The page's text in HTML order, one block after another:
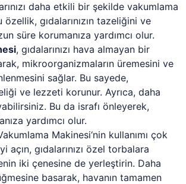
daha etkili bir şekilde vakumlama
gıdalarınızın tazeliğini ve
süre korumanıza yardımcı olur.
, gıdalarınızı hava almayan bir
mikroorganizmaların üremesini ve
sağlar. Bu sayede,
ve lezzeti korunur. Ayrıca, daha
Bu da israfı önleyerek,
yardımcı olur.
Makinesi‘nin kullanımı çok
açın, gıdalarınızı özel torbalara
iki çenesine de yerleştirin. Daha
basarak, havanın tamamen